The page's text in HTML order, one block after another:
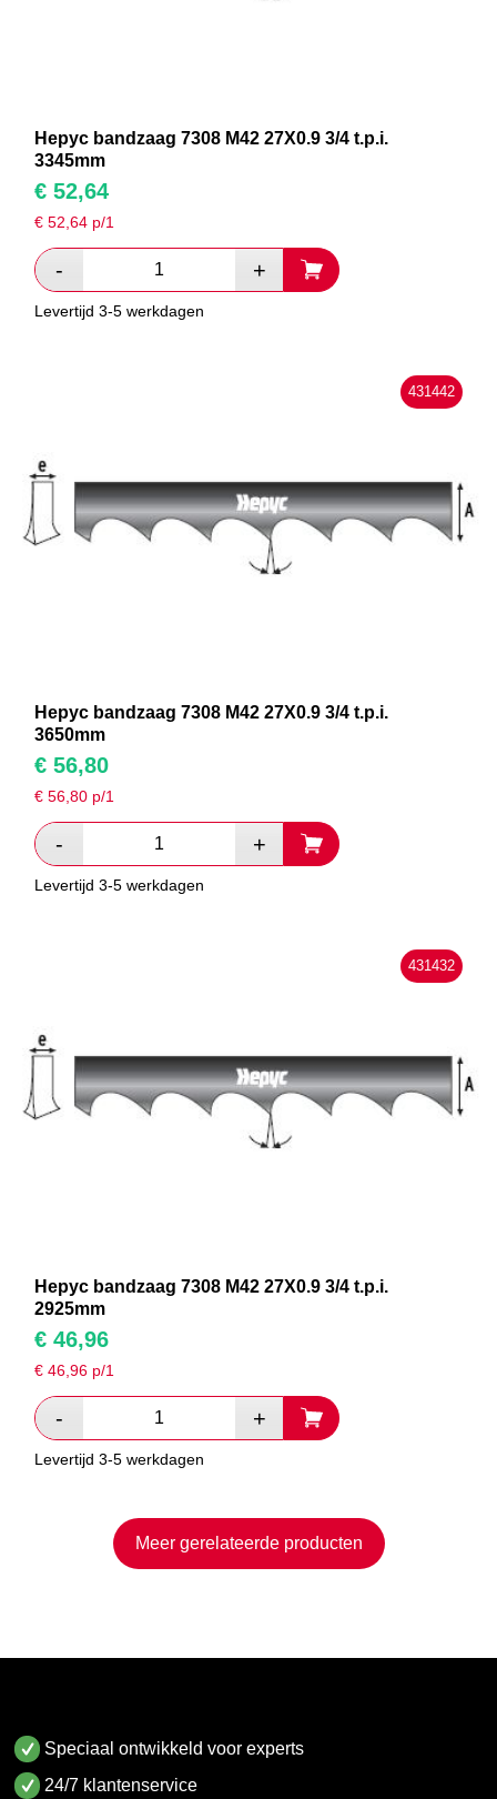
Hepyc bandzaag 7308 M42 27X0.9 3/4 t.p.i.
3345mm
€ 52,64
€52,64 p/1
Levertijd 3-5 werkdagen
431442
Hepyc bandzaag 7308 M42 27X0.9 3/4 t.p.i.
3650mm
€ 56,80
€56,80 p/1
Levertijd 3-5 werkdagen
431432
Hepyc bandzaag 7308 M42 27X0.9 3/4 t.p.i.
2925mm
€ 46,96
€46,96 p/1
Levertijd 3-5 werkdagen
Meer gerelateerde producten
Speciaal ontwikkeld voor experts
24/7 klantenservice